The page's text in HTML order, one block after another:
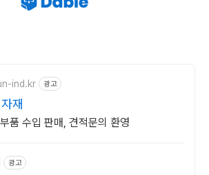
ind.kr 광고
재
품 수입 판매, 견적문의 환영
광고